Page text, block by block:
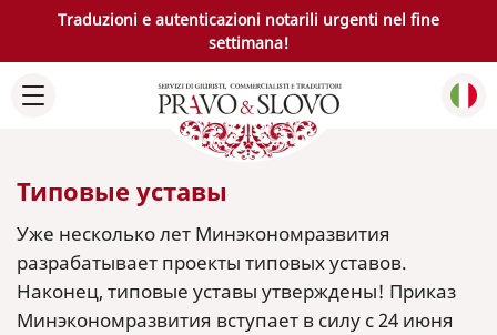
Traduzioni e autenticazioni notarili urgenti nel fine
settimana!
Типовые уставы
Уже несколько лет Минэкономразвития
разрабатывает проекты типовых уставов.
Наконец, типовые уставы утверждены! Приказ
Минэкономразвития вступает в силу с 24 июня